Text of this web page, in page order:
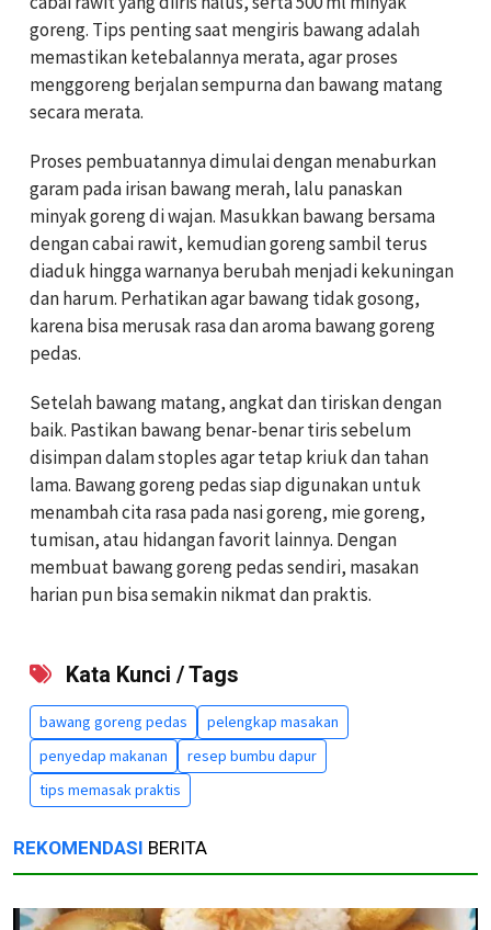
goreng. Tips penting saat mengiris bawang adalah
memastikan ketebalannya merata, agar proses
menggoreng berjalan sempurna dan bawang matang
secara merata.
Proses pembuatannya dimulai dengan menaburkan
garam pada irisan bawang merah, lalu panaskan
minyak goreng di wajan. Masukkan bawang bersama
dengan cabai rawit, kemudian goreng sambil terus
diaduk hingga warnanya berubah menjadi kekuningan
dan harum. Perhatikan agar bawang tidak gosong,
karena bisa merusak rasa dan aroma bawang goreng
pedas.
Setelah bawang matang, angkat dan tiriskan dengan
baik. Pastikan bawang benar-benar tiris sebelum
disimpan dalam stoples agar tetap kriuk dan tahan
lama. Bawang goreng pedas siap digunakan untuk
menambah cita rasa pada nasi goreng, mie goreng,
tumisan, atau hidangan favorit lainnya. Dengan
membuat bawang goreng pedas sendiri, masakan
harian pun bisa semakin nikmat dan praktis.
Kata Kunci / Tags
bawang goreng pedas
pelengkap masakan
penyedap makanan
resep bumbu dapur
tips memasak praktis
REKOMENDASI BERITA